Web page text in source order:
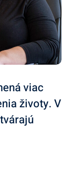
viac
životy. V